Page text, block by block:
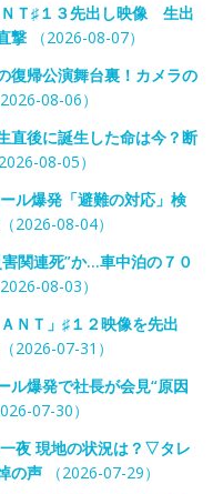
Ｔ♯１３先出し映像 生出
撃（2026-08-07）
帰公演舞台裏！カメラの
08-06）
後に誕生した命は今？断
08-05）
ル爆発「避難の対応」検
2026-08-04）
関連死”か…車中泊の７０
08-03）
ＮＴ」♯１２映像を先出
2026-07-31）
爆発で社長が会見“原因
07-30）
夜 現地の状況は？▽タレ
の声（2026-07-29）